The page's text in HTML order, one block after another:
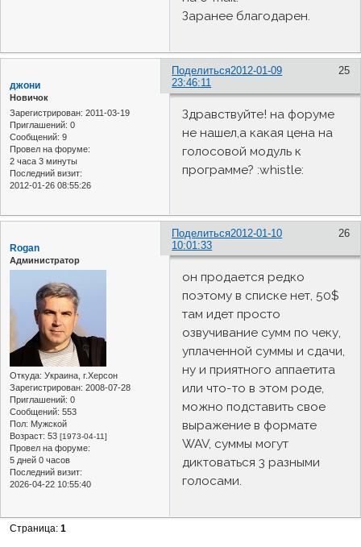
Заранее благодарен.
Поделиться 25
2012-01-09
23:46:11
джони
Новичок
Зарегистрирован: 2011-03-19
Приглашений: 0
Сообщений: 9
Провел на форуме:
2 часа 3 минуты
Последний визит:
2012-01-26 08:55:26
Здравствуйте! на форуме
не нашел,а какая цена на
голосовой модуль к
программе? :whistle:
Поделиться 26
2012-01-10
10:01:33
Rogan
Администратор
Откуда: Украина, г.Херсон
Зарегистрирован: 2008-07-28
Приглашений: 0
Сообщений: 553
Пол: Мужской
Возраст: 53 [1973-04-11]
Провел на форуме:
5 дней 0 часов
Последний визит:
2026-04-22 10:55:40
он продается редко
поэтому в списке нет, 50$
там идет просто
озвучивание сумм по чеку,
уплаченной суммы и сдачи,
ну и приятного аппаетита
или что-то в этом роде,
можно подставить свое
выражение в формате
WAV, суммы могут
диктоваться 3 разными
голосами.
Страница:1